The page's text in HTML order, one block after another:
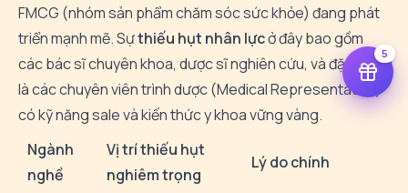
FMCG (nhóm sản phẩm chăm sóc sức khỏe) đang phát
triển mạnh mẽ. Sựthiếu hụt nhân lựcở đây bao gồm
các bác sĩ chuyên khoa, dược sĩ nghiên cứu, và đặc biệt
là các chuyên viên trình dược (Medical Representative)
có kỹ năng sale và kiến thức y khoa vững vàng.
Ngành
nghề
Vị trí thiếu hụt
nghiêm trọng
Lý do chính
5